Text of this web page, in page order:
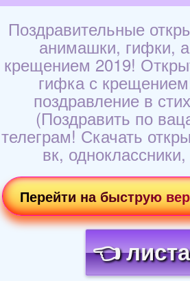
Поздравительные
анимашки, гифки,
крещением 2019!
гифка с
поздравление в
(Поздравить по
телеграм! Скачать
вк,
Перейти на быструю
👈